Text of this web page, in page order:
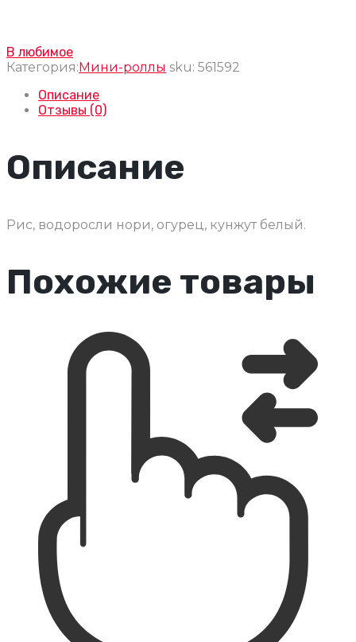
В любимое
Категория:Мини-роллы sku: 561592
Описание
Отзывы (0)
Описание
Рис, водоросли нори, огурец, кунжут белый.
Похожие товары